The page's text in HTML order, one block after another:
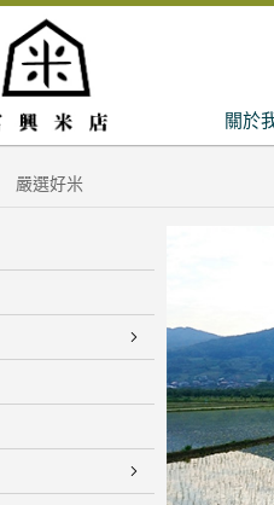
關於
嚴選好米